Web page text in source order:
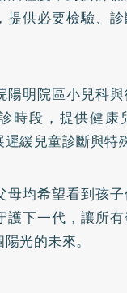
提供必要檢驗、
陽明院區小兒科
時段，提供健康
緩兒童診斷與特
母均希望看到孩
護下一代，讓所有
光的未來。